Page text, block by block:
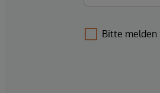
Bitte melden